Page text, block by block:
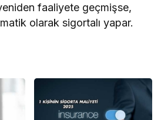
faaliyete geçmişse,
olarak sigortalı yapar.